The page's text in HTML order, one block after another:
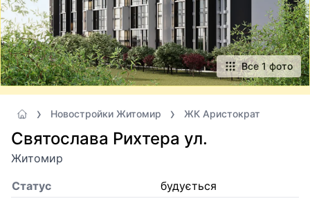
Все 1 фото
Новостройки Житомир ЖК Аристократ
Святослава Рихтера ул.
Житомир
Статус
будується